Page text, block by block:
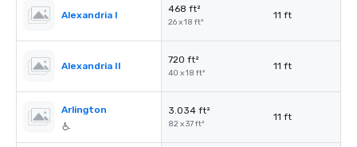
Alexandria I
468 ft²
26 x 18 ft²
11 ft
Alexandria II
720 ft²
40 x 18 ft²
11 ft
Arlington 3.034 ft²
82 x 37 ft²
11 ft